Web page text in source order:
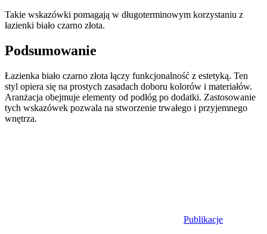
Takie wskazówki pomagają w długoterminowym korzystaniu z
łazienki biało czarno złota.
Podsumowanie
Łazienka biało czarno złota łączy funkcjonalność z estetyką. Ten
styl opiera się na prostych zasadach doboru kolorów i materiałów.
Aranżacja obejmuje elementy od podłóg po dodatki. Zastosowanie
tych wskazówek pozwala na stworzenie trwałego i przyjemnego
wnętrza.
Publikacje